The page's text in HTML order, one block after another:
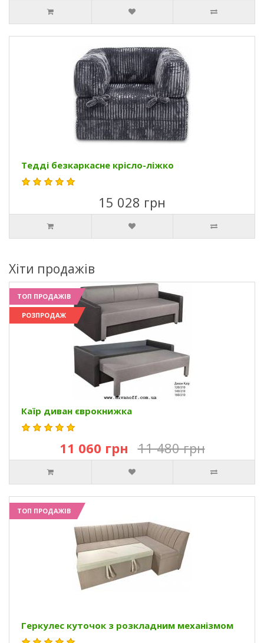
Тедді безкаркасне крісло-ліжко
15 028 грн
Хіти продажів
ТОП ПРОДАЖІВ
РОЗПРОДАЖ
Каїр диван єврокнижка
11 060 грн 11 480 грн
ТОП ПРОДАЖІВ
Геркулес куточок з розкладним механізмом